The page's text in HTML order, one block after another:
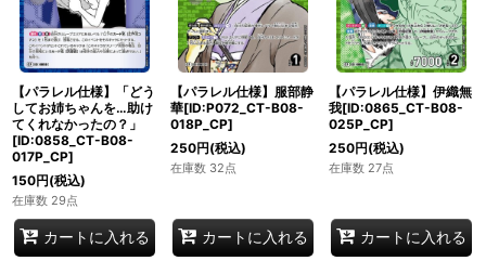
【パラレル仕様】「どう
してお姉ちゃんを…助け
てくれなかったの？」
[ID:0858_CT-B08-
017P_CP]
150円(税込)
在庫数 29点
カートに入れる
【パラレル仕様】服部静
華[ID:P072_CT-B08-
018P_CP]
250円(税込)
在庫数 32点
カートに入れる
【パラレル仕様】伊織無
我[ID:0865_CT-B08-
025P_CP]
250円(税込)
在庫数 27点
カートに入れる